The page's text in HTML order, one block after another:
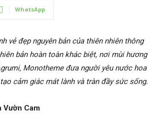
WhatsApp
vẻ đẹp nguyên bản của thiên nhiên thông
bản hoàn toàn khác biệt, nơi mùi hương
Monotheme đưa người yêu nước hoa
cảm giác mát lành và tràn đầy sức sống.
Vườn Cam